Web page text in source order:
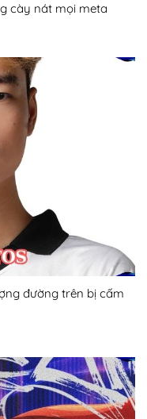
cày nát mọi meta
đường trên bị cấm